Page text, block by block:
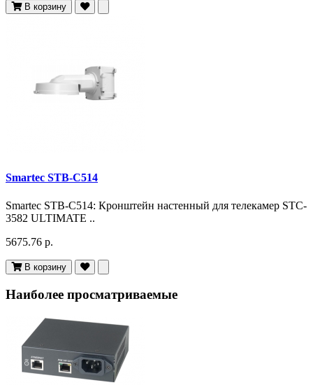
В корзину
Smartec STB-C514
Smartec STB-C514: Кронштейн настенный для телекамер STC-
3582 ULTIMATE ..
5675.76 р.
В корзину
Наиболее просматриваемые